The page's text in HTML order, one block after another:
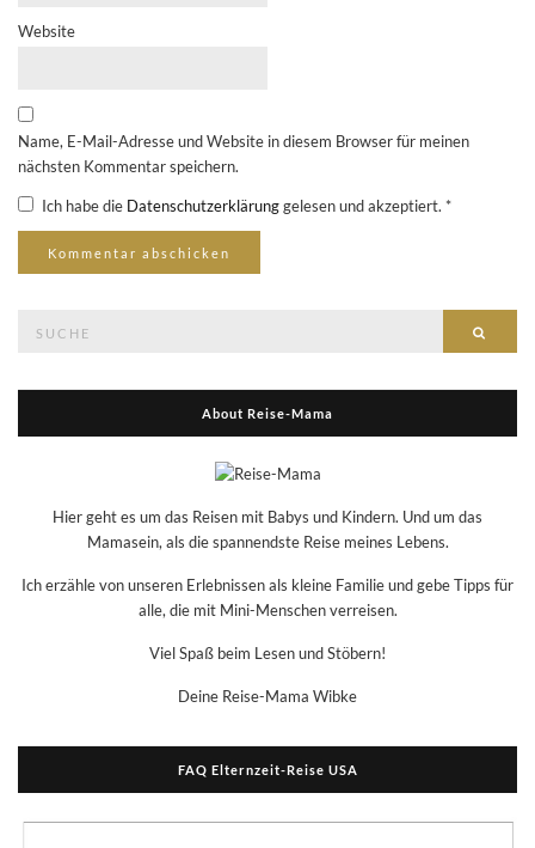
Website
Name, E-Mail-Adresse und Website in diesem Browser für meinen
nächsten Kommentar speichern.
Ich habe die Datenschutzerklärunggelesen und akzeptiert. *
About Reise-Mama
Hier geht es um das Reisen mit Babys und Kindern. Und um das
Mamasein, als die spannendste Reise meines Lebens.
Ich erzähle von unseren Erlebnissen als kleine Familie und gebe Tipps für
alle, die mit Mini-Menschen verreisen.
Viel Spaß beim Lesen und Stöbern!
Deine Reise-Mama Wibke
FAQ Elternzeit-Reise USA